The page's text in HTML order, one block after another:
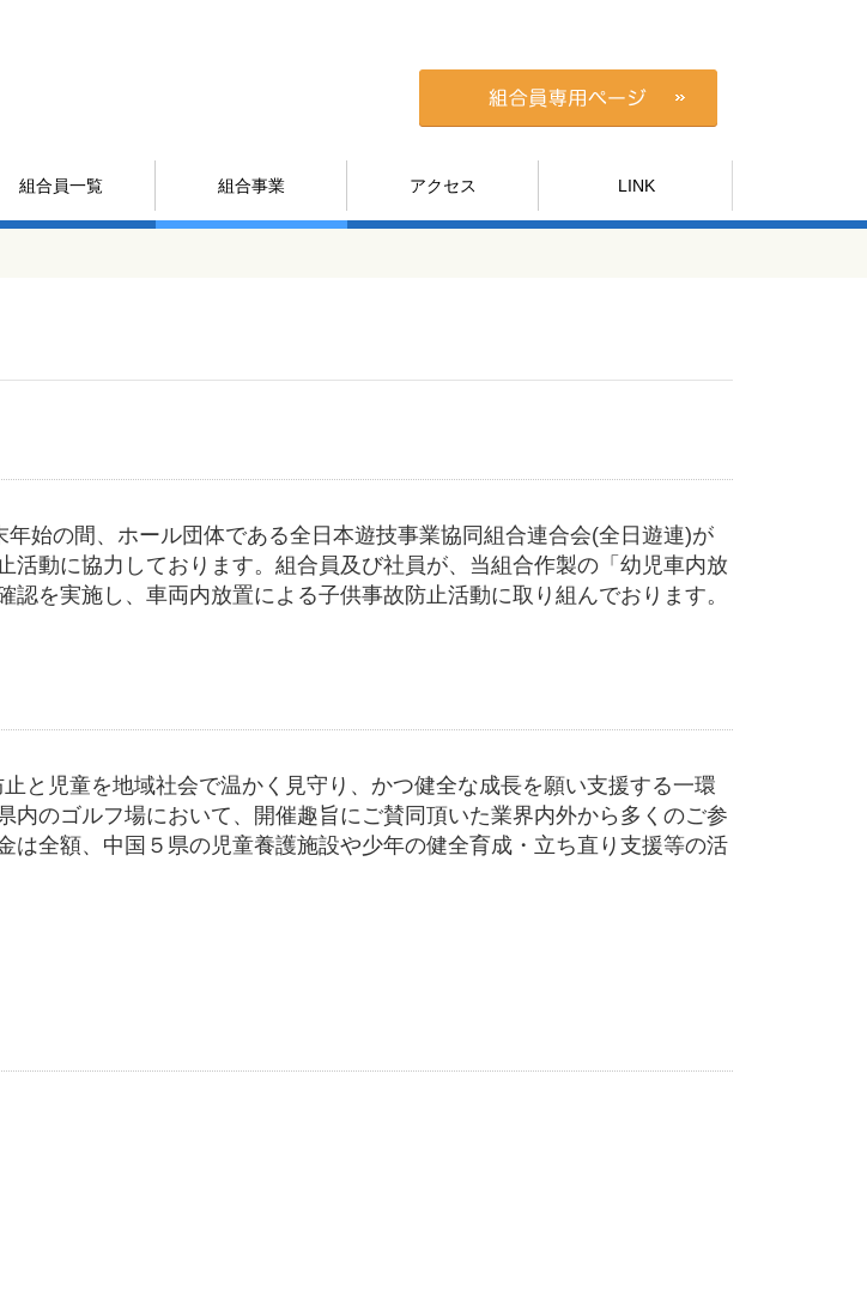
組合員一覧 組合事業 アクセス LINK
始の間、ホール団体である全日本遊技事業協同組合連合会(全日遊連)が
動に協力しております。組合員及び社員が、当組合作製の「幼児車内放
を実施し、車両内放置による子供事故防止活動に取り組んでおります。
と児童を地域社会で温かく見守り、かつ健全な成長を願い支援する一環
のゴルフ場において、開催趣旨にご賛同頂いた業界内外から多くのご参
全額、中国５県の児童養護施設や少年の健全育成・立ち直り支援等の活